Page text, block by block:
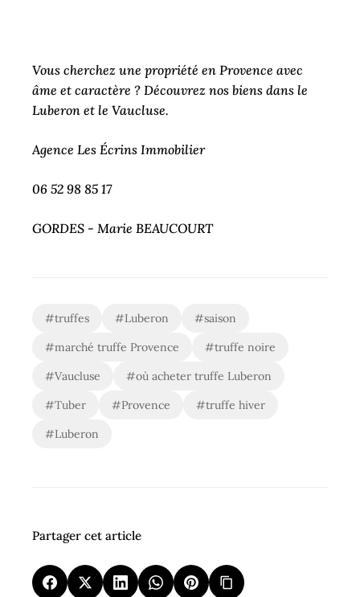
Vous cherchez une propriété en Provence avec
âme et caractère ? Découvrez nos biens dans le
Luberon et le Vaucluse.
Agence Les Écrins Immobilier
06 52 98 85 17
GORDES - Marie BEAUCOURT
#truffes #Luberon
#saison
#marché truffe Provence
#truffe noire
#Vaucluse
#où acheter truffe Luberon
#Tuber
#Provence
#truffe hiver
#Luberon
Partager cet article